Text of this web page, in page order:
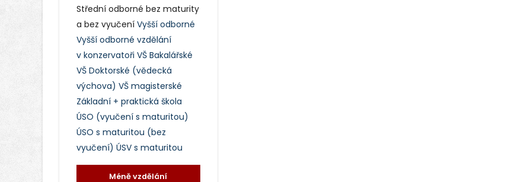
Střední odborné bez maturity
a bez vyučení Vyšší odborné
Vyšší odborné vzdělání
v konzervatoři VŠ Bakalářské
VŠ Doktorské (vědecká
výchova) VŠ magisterské
Základní + praktická škola
ÚSO (vyučení s maturitou)
ÚSO s maturitou (bez
vyučení) ÚSV s maturitou
Méně vzdělání